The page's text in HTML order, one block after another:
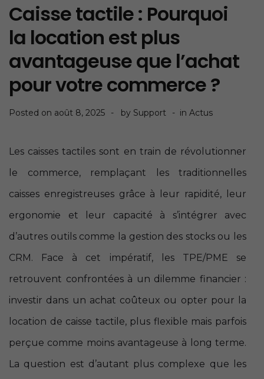
Caisse tactile : Pourquoi
la location est plus
avantageuse que l’achat
pour votre commerce ?
Posted on août 8, 2025 by Support in Actus
Les caisses tactiles sont en train de révolutionner
le commerce, remplaçant les traditionnelles
caisses enregistreuses grâce à leur rapidité, leur
ergonomie et leur capacité à s’intégrer avec
d’autres outils comme la gestion des stocks ou les
CRM. Face à cet impératif, les TPE/PME se
retrouvent confrontées à un dilemme financier :
investir dans un achat coûteux ou opter pour la
location de caisse tactile, plus flexible mais parfois
perçue comme moins avantageuse à long terme.
La question est d’autant plus complexe que les